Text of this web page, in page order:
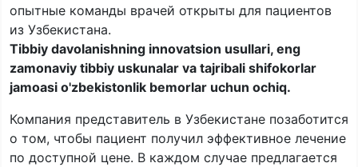
опытные команды врачей открыты для пациентов
из Узбекистана.
Tibbiy davolanishning innovatsion usullari, eng
zamonaviy tibbiy uskunalar va tajribali shifokorlar
jamoasi o'zbekistonlik bemorlar uchun ochiq.
Компания представитель в Узбекистане позаботится
о том, чтобы пациент получил эффективное лечение
по доступной цене. В каждом случае предлагается